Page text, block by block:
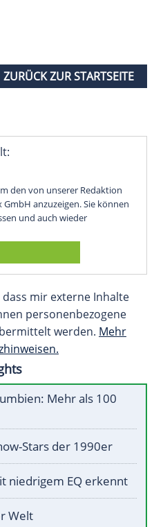
ZURÜCK ZUR STARTSEITE
den von unserer Redaktion
anzuzeigen. Sie können
und auch wieder
mir externe Inhalte
personenbezogene
werden. Mehr
Mehr als 100
Stars der 1990er
niedrigem EQ erkennt
Welt